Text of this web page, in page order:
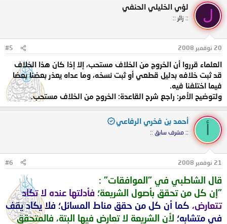
ل
لؤي الخليلي الحنفي
:: زائر ::
20 نوفمبر 2008 #5
العلماء قرروا أن الخروج من الخلاف مستحب، إلا إذا كان هذا الخلاف
قد ثبت خلافه بدليل قطعي أو ثبت نسخه، وما عداه يعذر بعضنا بعضا
فيما اختلفنا فيه.
ولتوضيح الأمر: راجع شرح القاعدة: الخروج من الخلاف مستحب.
أحمد بن فخري الرفاعي
:: مشرف سابق ::
21 نوفمبر 2008 #6
قال الشاطبي في "الموافقات" :
"إن كل من تحقق بأصول الشريعة؛ فأدلتها عنده لا تكاد
تتعارض، كما أن كل من حقق مناط المسائل؛ فلا يكاد يقف
في متشابه؛ لأن الشريعة لا تعارض فيها البتة، فالمتحقق